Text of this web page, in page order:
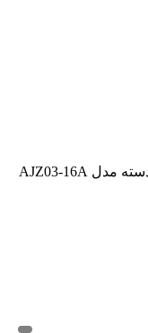
دریل سه دسته مدل AJZ03-16A